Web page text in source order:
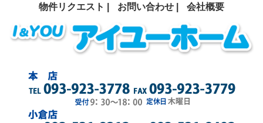
物件リクエスト | お問い合わせ | 会社概要